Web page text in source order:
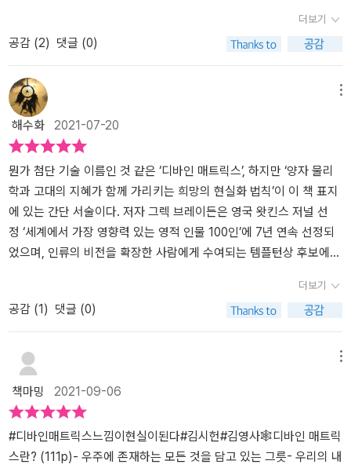
등 동서고금을 막론하고 중요하게 다뤄지는 개념들의 구체적 사례를
깨달을 수 있다. 매일 접하는 사소한 일상의 사건들이 실은 ‘우리 자
신’이며 우리의 가장 내밀하고도 진실한 믿음을 보여준다는, 분명하
고도 아이러니한 진실을 일깨운다. 소원의 실현을 넘어, 나의 역할과
삶을 되찾는 법 디바인 매트릭스와 관련된 20가지 법칙을 통해 기도
와 느낌이 현실로 바뀌는 기적의 방법과 원리를 상세하게 보여주는
이 책은, 이해하기 쉬운 과학적 설명과 생생한 사례들, 종교를 넘나드
는 멋진 경구들을 통해 우리가 막연하게 믿고 있던 것들이 비로소 바
뀔 때임을 한 편의 다큐멘터리처럼 생동감 있게 펼쳐 보인다. [비결
2] 우리가 사는 세상의 모든 것은 다른 모든 것과 서로 연결되어 있
한 걸음 더 나아가게 한다. 우리는 우주 만물과 서로 연결되어 있을 뿐
만 아니라, 그러한 연결이 바로 ‘우리 때문에’ 존재한다는 사실이 연구
결과 밝혀진 것이다. 이는 운명의 날이 왔을 때 카드를 우리 자신에게
유리하게 섞을 수 있는 힘이 우리에게 있음을 의미한다. 사랑과 치유
에서부터 꿈의 성취에 이르기까지, 우리는 우리가 경험하는 나날의
삶에서 ‘필수적 부분integral part’인 것이다. (48쪽) 그렉 브레이든
은 AAAS(American Association for Advancement of Science)
의 회원이며 HeartMath Global Coherence Initiative 및 The Arlin
할을 맡고 있다고 주장했다. 여기서 핵심은 ‘참여하는’이라는 단어다.
“우리가 예술가이자 예술품이라는 사실을 명심한다면, 우리 자신이
기적의 씨앗이자 기적 그 자체라는 것 역시 이해할 수 있을 것이다. 우
리가 스스로 작은 변화를 만들 수 있다면, 우리는 디바인 매트릭스 안
에서 이미 치유된 것이다.“ 저자는 이 책을 쓰기 위해 고대로부터 전
승된 신비로운 지혜와 전통에 담긴 위대한 비밀에 대해 20년 넘게 연
구와 여행을 계속했다고 한다. 그의 ‘앎’을 위한 긴 여정에 깊은 열정
이 함께 했다는 것을 느낄 수 있다. '출판사에서 도서를 지원 받아
작성한 리뷰'
로운 기술, 곧 ‘마음의 기술’의 시작이라 할 수 있다. 우리가 우리 몸과
세계에 영향을 줄 수 있다는 정도에 그치는 것이 아니라, 이러한 영향
력이 엄연히 존재하며 어떻게 작동하는지까지도 보여준다.저자는 일
상에서 디바인 매트릭스의 힘을 활용하려면, 이 매트릭스가 어떻게
작동하는지 정확히 이해하고 매트릭스가 인식하는 언어로 소통해야
한다고 말한다. 그 언어는 바로 ‘느낌’과 ‘감정’이다. 책의 구성은 세개
의 큰 챕터로 이어지고 그 아래 여덟개의 강의가 담겨있다. 20세기 양
자 물리학의 새로운 발견과 함께 디바인 매트릭스에 의해 우리 모두
가 하나라는 인식이 고대로부터 전승되어 왔다는 사실을 보여준다.
인간의 DNA는 우리의 세계를 구성하는 물질에 직접적인 영향을 끼치
고 감정과 DNA의 관계는 시공간의 경계를 초월한다. 그 영향력은 거
리에 관계없이 동일하다.또한 사소해 보이는 각 선택을 내릴 때마다,
뛰어넘는 영향을 끼친다. 우리들 각자의 선택이 모여 우리의 집단적
인 현실이 되는 것이다. 매일 접하는 사소한 일상의 사건들이 실은 ‘우
리 자신’이며 우리의 가장 내밀하고도 진실한 믿음을 보여준다는, 분
명하고도 아이러니한 진실을 일깨운다.개인적으로는 책의 마지막에
의식 창조의 20가지 비결을 마음에 새기기로 했다. 우리가 사는 세상
의 모든 것은 다른 모든 것과 서로 연결되어 있고 우리가 의식을 집중
하는 행위는 곧 우주를 창조하는 행위이다. 우리의 가장 친밀한 관계
안에는 우리의 참된 믿음이 그대로 비추어진다. 우리는 우리가 세상
에서 경험하기로 선택한 바로 그것들을 살아야 한다.
발견: 우주 만물을 하나로 이어주는 신비2부: 상상과 현실을 잇는 다
리: 디바인 매트릭스는 어떻게 작동하는가3부: 디바인 매트릭스가 보
내는 메시지: 양자 의식으로 살고 사랑하고 치유하기'우리의 '부정
적' 경험의 뿌리는 세 가지 보편적 두려움 중 하나로 분류될 수 있
다. 그 세 가지는 바로 버림받음, 낮은 자존감, 신뢰 부족이다.' P.264
- 이 세 단어 중에 바라만 봐도 마음 아픈 단어는 바로 '낮은 자존감'
이라 생각된다. 내가 나를 사랑하지 못한다면, 누가 나를 사랑해준다
는 말인가. 그래서 낮은 자존감으로부터 벗어나기위해 우리는 부던히
노력해야한다. 나를 남과 비교하지 말아야하고, 내가 가진것을 사랑
할 줄 알아야 한다. 나는 소중한 사람임을 늘 내 자신에게 상기시켜 줄
것. 우리는 기억해야한다. 우리는 존재 자체로 이미 충분한 사람들이
라는 것을.'소중히 여기던 사람이나 장소나 사물을 잃었을 때에도 비
P.288- 삶에 사랑과 연민이 없는 사람들의 삶은 참으로 딱하다. 나
자신을 가장 첫번째로 두되, 주변을 사랑하고 되돌아 볼 수 있는 여유
가 있어야 삶을 진정으로 즐길 수 있다. 가까이서 보면 삶은 비극이라
했다. 모두의 인생은 슬프고 힘든 일 투성이일 수 밖에 없다고 한들,
사랑과 연민으로 이겨 낼 수 있다. 그래서 난 요즘 주변을 더 면밀히
살피는 버릇이 생겼다. 적어도 나의 주변에는 사랑과 연민을 느끼지
못하며 살아가는 사람이 없었으면 좋겠어서. 비극을 이겨낼 수 있도
록 도와주고 싶다.-이 책은 내가 소망하는 것을 이루고 싶은 간절한
마음이 있는 분들께 추천드린다. 당신의 기도와 소원이 실현되는 법
더보기
공감 (2) 댓글 (0)
해수화 2021-07-20
뭔가 첨단 기술 이름인 것 같은 ‘디바인 매트릭스’, 하지만 ‘양자 물리
학과 고대의 지혜가 함께 가리키는 희망의 현실화 법칙’이 이 책 표지
에 있는 간단 서술이다. 저자 그렉 브레이든은 영국 왓킨스 저널 선
정 ‘세계에서 가장 영향력 있는 영적 인물 100인’에 7년 연속 선정되
었으며, 인류의 비전을 확장한 사람에게 수여되는 템플턴상 후보에
을 먼저 알고 읽는 것이 많은 도움이 되는 책이다. 미시적 관점인 양자
의 세계를 통해서 본 우리네 인생과 세상에 대한 내용, 따로따로 떨어
진 독립된 개체로 해석하는 전통과학의 시점에서 벗어나 모든 것들은
연결되어 있음을 깨달아야 한다는 것이다. 이 부분은 막연히 정신적
인 면에만 국한해서 긍정적인 생각을 해야한다 이런 평이한 조언으로
하기 보다는, 양자 물리학으로 새롭게 구현되는 지금의 시점을 같이
대입해주고 있어서 훨씬 설득력 있고 가슴에 와 닿는다. 때때로 물리
학 강의나 책을 보면, 참 철학적, 영적이다는 생각이 들곤 한다. 이 책
을 읽다보니 왜 그렇게 느껴졌었는지 좀 더 이해가 되었다. 또한 동양
더보기
공감 (1) 댓글 (0)
책마밍 2021-09-06
#디바인매트릭스느낌이현실이된다#김시헌#김영사🕸디바인 매트릭
스란? (111p)- 우주에 존재하는 모든 것을 담고 있는 그릇- 우리의 내